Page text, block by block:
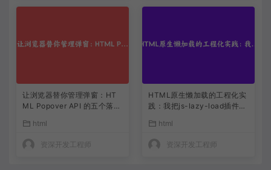
让浏览器替你管理弹窗：HT
ML Popover API 的五个落地
html
资深开发工程师
HTML原生懒加载的工程化实
践：我把js-lazy-load插件从
html
资深开发工程师